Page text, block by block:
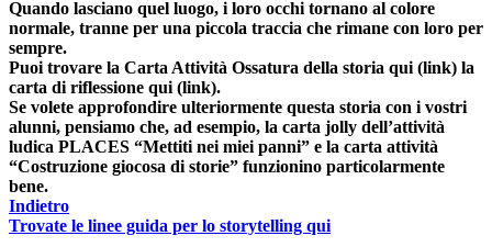
Quando lasciano quel luogo, i loro occhi tornano al colore
normale, tranne per una piccola traccia che rimane con loro per
sempre.
Puoi trovare la Carta Attività Ossatura della storia qui (link) la
carta di riflessione qui (link).
Se volete approfondire ulteriormente questa storia con i vostri
alunni, pensiamo che, ad esempio, la carta jolly dell’attività
ludica PLACES “Mettiti nei miei panni” e la carta attività
“Costruzione giocosa di storie” funzionino particolarmente
bene.
Indietro
Trovate le linee guida per lo storytelling qui